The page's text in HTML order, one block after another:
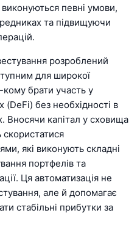
певні умови,
та підвищуючи
розроблений
для широкої
кому брати участь у
(DeFi) без необхідності в
Вносячи капітал у сховища
які виконують складні
портфелів та
Ця автоматизація не
але й допомагає
стабільні прибутки за